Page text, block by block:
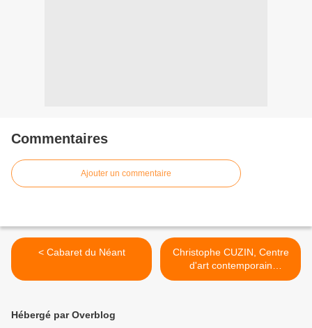
Commentaires
Ajouter un commentaire
< Cabaret du Néant
Christophe CUZIN, Centre
d'art contemporain
d'Annemasse >
Hébergé par Overblog